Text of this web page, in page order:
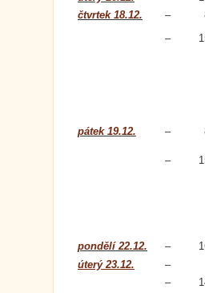
čtvrtek 18.12.
–
–
pátek 19.12. –
–
pondělí 22.12. –
úterý 23.12.
–
–